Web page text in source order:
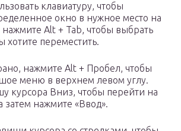
клавиатуру, чтобы
окно в нужное место на
нажмите Alt + Tab, чтобы выбрать
хотите переместить.
нажмите Alt + Пробел, чтобы
меню в верхнем левом углу.
курсора Вниз, чтобы перейти на
затем нажмите «Ввод».